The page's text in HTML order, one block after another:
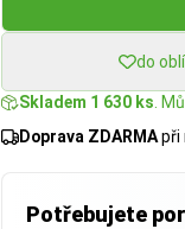
do
Skladem 1 630 ks .
Doprava ZDARMApři
Potřebujete